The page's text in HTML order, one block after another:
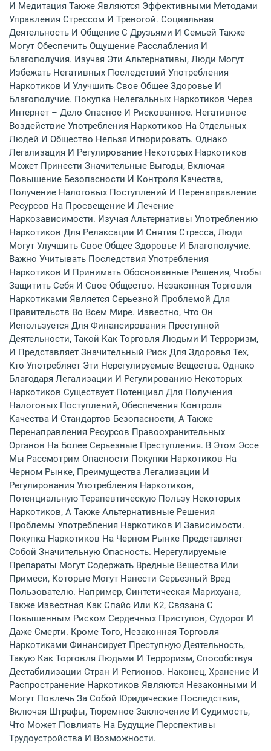
И Медитация Также Являются Эффективными Методами
Управления Стрессом И Тревогой. Социальная
Деятельность И Общение С Друзьями И Семьей Также
Могут Обеспечить Ощущение Расслабления И
Благополучия. Изучая Эти Альтернативы, Люди Могут
Избежать Негативных Последствий Употребления
Наркотиков И Улучшить Свое Общее Здоровье И
Благополучие. Покупка Нелегальных Наркотиков Через
Интернет – Дело Опасное И Рискованное. Негативное
Воздействие Употребления Наркотиков На Отдельных
Людей И Общество Нельзя Игнорировать. Однако
Легализация И Регулирование Некоторых Наркотиков
Может Принести Значительные Выгоды, Включая
Повышение Безопасности И Контроля Качества,
Получение Налоговых Поступлений И Перенаправление
Ресурсов На Просвещение И Лечение
Наркозависимости. Изучая Альтернативы Употреблению
Наркотиков Для Релаксации И Снятия Стресса, Люди
Могут Улучшить Свое Общее Здоровье И Благополучие.
Важно Учитывать Последствия Употребления
Наркотиков И Принимать Обоснованные Решения, Чтобы
Защитить Себя И Свое Общество. Незаконная Торговля
Наркотиками Является Серьезной Проблемой Для
Правительств Во Всем Мире. Известно, Что Он
Используется Для Финансирования Преступной
Деятельности, Такой Как Торговля Людьми И Терроризм,
И Представляет Значительный Риск Для Здоровья Тех,
Кто Употребляет Эти Нерегулируемые Вещества. Однако
Благодаря Легализации И Регулированию Некоторых
Наркотиков Существует Потенциал Для Получения
Налоговых Поступлений, Обеспечения Контроля
Качества И Стандартов Безопасности, А Также
Перенаправления Ресурсов Правоохранительных
Органов На Более Серьезные Преступления. В Этом Эссе
Мы Рассмотрим Опасности Покупки Наркотиков На
Черном Рынке, Преимущества Легализации И
Регулирования Употребления Наркотиков,
Потенциальную Терапевтическую Пользу Некоторых
Наркотиков, А Также Альтернативные Решения
Проблемы Употребления Наркотиков И Зависимости.
Покупка Наркотиков На Черном Рынке Представляет
Собой Значительную Опасность. Нерегулируемые
Препараты Могут Содержать Вредные Вещества Или
Примеси, Которые Могут Нанести Серьезный Вред
Пользователю. Например, Синтетическая Марихуана,
Также Известная Как Спайс Или К2, Связана С
Повышенным Риском Сердечных Приступов, Судорог И
Даже Смерти. Кроме Того, Незаконная Торговля
Наркотиками Финансирует Преступную Деятельность,
Такую Как Торговля Людьми И Терроризм, Способствуя
Дестабилизации Стран И Регионов. Наконец, Хранение И
Распространение Наркотиков Являются Незаконными И
Могут Повлечь За Собой Юридические Последствия,
Включая Штрафы, Тюремное Заключение И Судимость,
Что Может Повлиять На Будущие Перспективы
Трудоустройства И Возможности.